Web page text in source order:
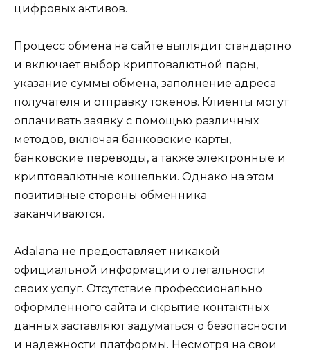
цифровых активов.
Процесс обмена на сайте выглядит стандартно
и включает выбор криптовалютной пары,
указание суммы обмена, заполнение адреса
получателя и отправку токенов. Клиенты могут
оплачивать заявку с помощью различных
методов, включая банковские карты,
банковские переводы, а также электронные и
криптовалютные кошельки. Однако на этом
позитивные стороны обменника
заканчиваются.
Adalana не предоставляет никакой
официальной информации о легальности
своих услуг. Отсутствие профессионально
оформленного сайта и скрытие контактных
данных заставляют задуматься о безопасности
и надежности платформы. Несмотря на свои